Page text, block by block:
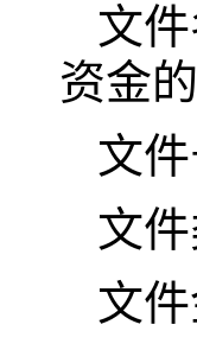
文
资金
文
文
文